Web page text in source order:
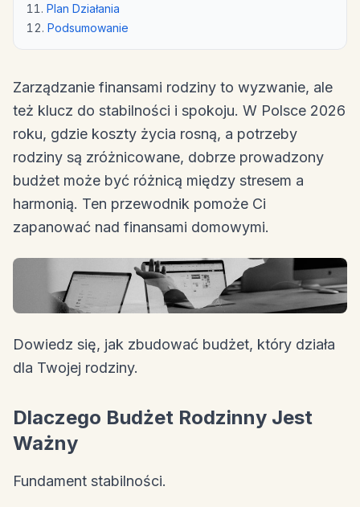
Plan Działania
Podsumowanie
Zarządzanie finansami rodziny to wyzwanie, ale
też klucz do stabilności i spokoju. W Polsce 2026
roku, gdzie koszty życia rosną, a potrzeby
rodziny są zróżnicowane, dobrze prowadzony
budżet może być różnicą między stresem a
harmonią. Ten przewodnik pomoże Ci
zapanować nad finansami domowymi.
Dowiedz się, jak zbudować budżet, który działa
dla Twojej rodziny.
Dlaczego Budżet Rodzinny Jest
Ważny
Fundament stabilności.